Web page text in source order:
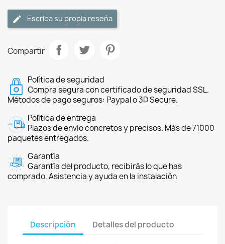
Escriba su propia reseña
Compartir
Política de seguridad
Compra segura con certificado de seguridad SSL.
Métodos de pago seguros: Paypal o 3D Secure.
Política de entrega
Plazos de envío concretos y precisos. Más de 71000
paquetes entregados.
Garantía
Garantía del producto, recibirás lo que has
comprado. Asistencia y ayuda en la instalación
Descripción Detalles del producto